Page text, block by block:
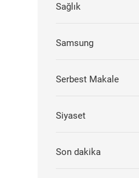
Sağlık
Samsung
Serbest Makale
Siyaset
Son dakika